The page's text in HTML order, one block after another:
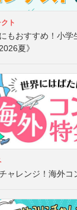
ト
もおすすめ！小学
夏》
ャレンジ！海外コ